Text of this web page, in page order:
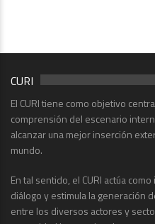
CURI
El CURI tiene como objetivo
comprensión del escenario
alcanzar una mejor inserción
mundo.
En tal sentido, el CURI actúa
diálogo y estimula la generación
entre los diversos actores y